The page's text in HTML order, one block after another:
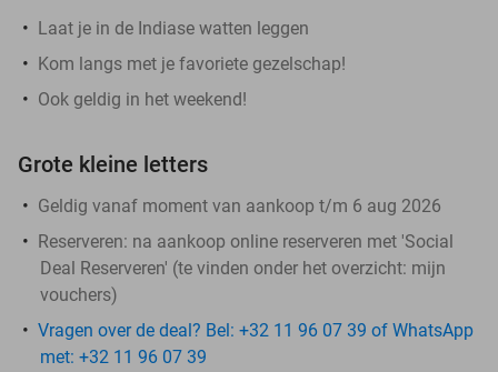
Laat je in de Indiase watten leggen
Kom langs met je favoriete gezelschap!
Ook geldig in het weekend!
Grote kleine letters
Geldig vanaf moment van aankoop t/m 6 aug 2026
Reserveren: na aankoop online reserveren met 'Social
Deal Reserveren' (te vinden onder het overzicht: mijn
vouchers)
Vragen over de deal? Bel: +32 11 96 07 39 of WhatsApp
met: +32 11 96 07 39